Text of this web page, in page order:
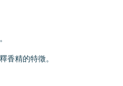
香精的特徵。